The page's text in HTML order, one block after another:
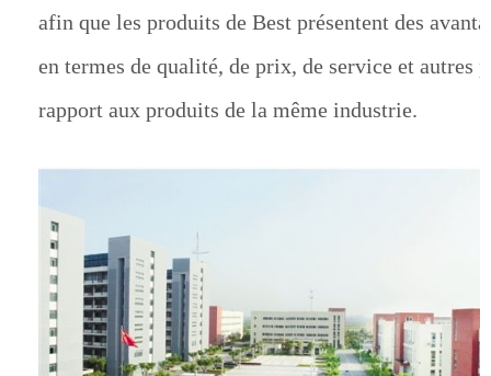
afin que les produits de Best présentent des
en termes de qualité, de prix, de service et autres
rapport aux produits de la même industrie.